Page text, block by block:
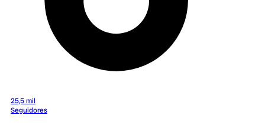
25,5 mil
Seguidores